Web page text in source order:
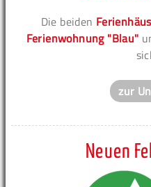
Die beiden
Ferienwohnung "Blau"
zur
Neuen